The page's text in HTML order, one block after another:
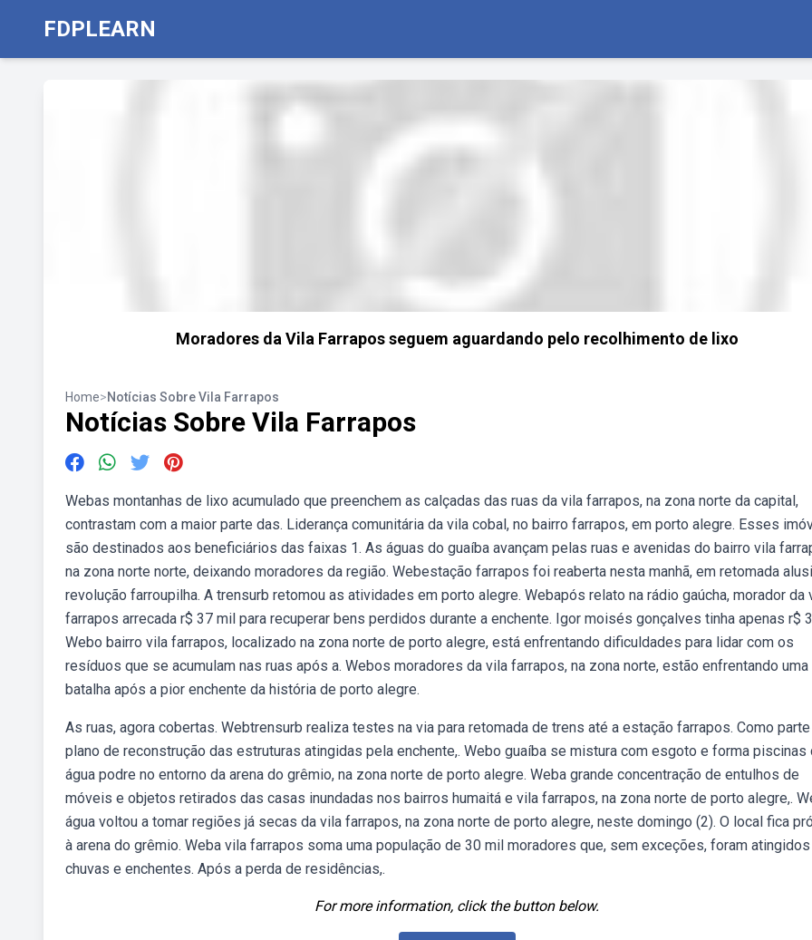
FDPLEARN
Moradores da Vila Farrapos seguem aguardando pelo recolhimento de lixo
Home>Notícias Sobre Vila Farrapos
Notícias Sobre Vila Farrapos
Webas montanhas de lixo acumulado que preenchem as calçadas das ruas da vila farrapos, na zona norte da capital,
contrastam com a maior parte das. Liderança comunitária da vila cobal, no bairro farrapos, em porto alegre. Esses
são destinados aos beneficiários das faixas 1. As águas do guaíba avançam pelas ruas e avenidas do bairro vila
na zona norte norte, deixando moradores da região. Webestação farrapos foi reaberta nesta manhã, em retomada
revolução farroupilha. A trensurb retomou as atividades em porto alegre. Webapós relato na rádio gaúcha, morador da
farrapos arrecada r$ 37 mil para recuperar bens perdidos durante a enchente. Igor moisés gonçalves tinha apenas r$
Webo bairro vila farrapos, localizado na zona norte de porto alegre, está enfrentando dificuldades para lidar com os
resíduos que se acumulam nas ruas após a. Webos moradores da vila farrapos, na zona norte, estão enfrentando uma
batalha após a pior enchente da história de porto alegre.
As ruas, agora cobertas. Webtrensurb realiza testes na via para retomada de trens até a estação farrapos. Como
plano de reconstrução das estruturas atingidas pela enchente,. Webo guaíba se mistura com esgoto e forma piscinas
água podre no entorno da arena do grêmio, na zona norte de porto alegre. Weba grande concentração de entulhos de
móveis e objetos retirados das casas inundadas nos bairros humaitá e vila farrapos, na zona norte de porto alegre,.
água voltou a tomar regiões já secas da vila farrapos, na zona norte de porto alegre, neste domingo (2). O local fica
à arena do grêmio. Weba vila farrapos soma uma população de 30 mil moradores que, sem exceções, foram
chuvas e enchentes. Após a perda de residências,.
For more information, click the button below.